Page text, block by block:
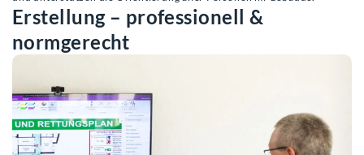
Erstellung – professionell &
normgerecht